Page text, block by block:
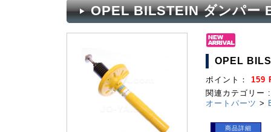
OPEL BILSTEIN ダンパー
OPEL
ポイント： 159
関連カテゴリー :
オートパーツ >
商品詳細